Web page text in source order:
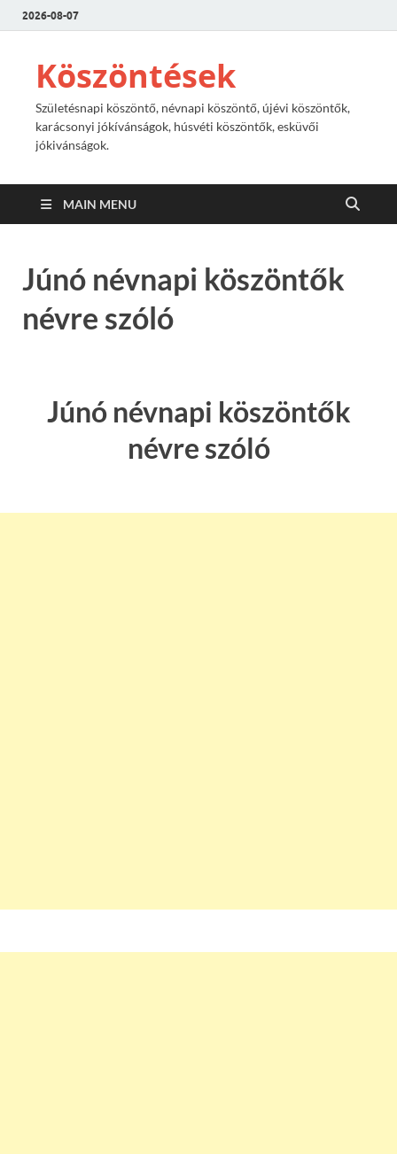
2026-08-07
Köszöntések
Születésnapi köszöntő, névnapi köszöntő, újévi köszöntők,
karácsonyi jókívánságok, húsvéti köszöntők, esküvői
jókivánságok.
MAIN MENU
Júnó névnapi köszöntők
névre szóló
Júnó névnapi köszöntők
névre szóló